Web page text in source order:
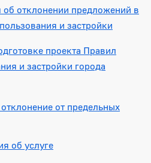
об отклонении предложений в
и застройки
проекта Правил
и застройки города
от предельных
об услуге